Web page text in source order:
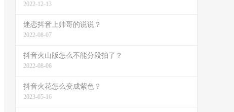
2022-12-13
迷恋抖音上帅哥的说说？
2022-08-07
抖音火山版怎么不能分段拍了？
2022-08-06
抖音火花怎么变成紫色？
2023-05-16